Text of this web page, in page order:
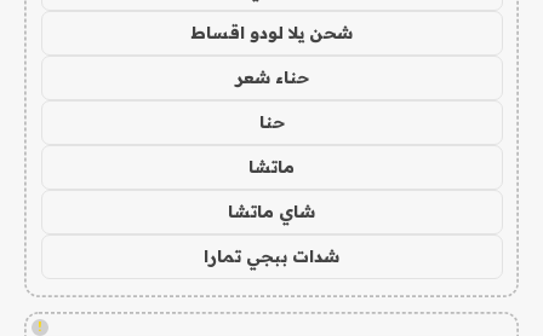
شحن يلا لودو اقساط
حناء شعر
حنا
ماتشا
شاي ماتشا
شدات ببجي تمارا
!